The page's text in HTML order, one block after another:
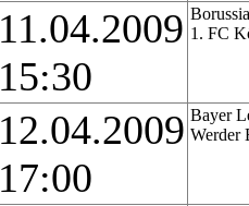
11.04.2009
15:30
1. FC
12.04.2009
17:00
Bayer
Werder